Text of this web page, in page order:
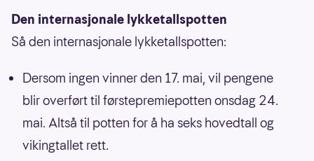
Den internasjonale lykketallspotten
Så den internasjonale lykketallspotten:
Dersom ingen vinner den 17. mai, vil pengene
blir overført til førstepremiepotten onsdag 24.
mai. Altså til potten for å ha seks hovedtall og
vikingtallet rett.